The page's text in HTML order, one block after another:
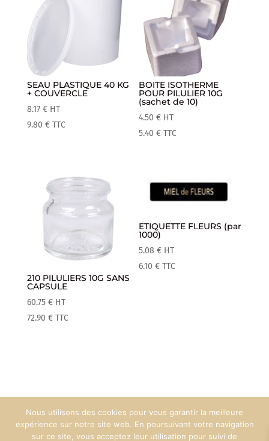
SEAU PLASTIQUE 40 KG
+ COUVERCLE
8.17 € HT
9.80 € TTC
BOITE ISOTHERME
POUR PILULIER 10G
(sachet de 10)
4.50€ HT
5.40€ TTC
210 PILULIERS 10G SANS
CAPSULE
60.75 € HT
72.90 € TTC
ETIQUETTE FLEURS (par
1000)
5.08€ HT
6.10€ TTC
Mentions Légales Espace Pro
Nous utilisons des cookies pour vous garantir la meilleure
expérience sur notre site web. En poursuivant votre navigation
sur ce site, vous acceptez leur utilisation pour suivi de